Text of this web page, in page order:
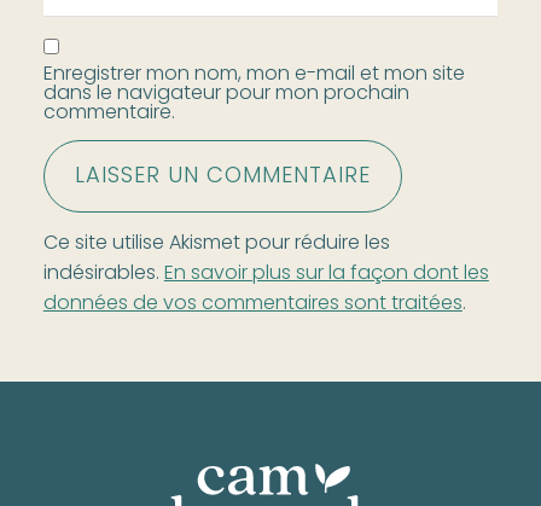
Enregistrer mon nom, mon e-mail et mon site
dans le navigateur pour mon prochain
commentaire.
Ce site utilise Akismet pour réduire les
indésirables.En savoir plus sur la façon dont les
données de vos commentaires sont traitées.